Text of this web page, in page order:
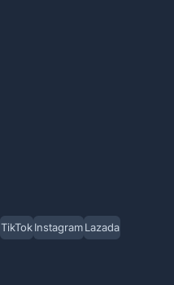
TikTok Instagram Lazada